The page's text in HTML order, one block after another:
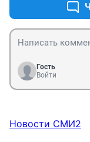
Гость
Войти
Новости СМИ2